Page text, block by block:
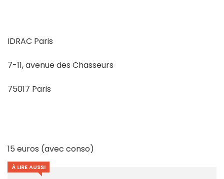
IDRAC Paris
7-11, avenue des Chasseurs
75017 Paris
15 euros (avec conso)
À LIRE AUSSI